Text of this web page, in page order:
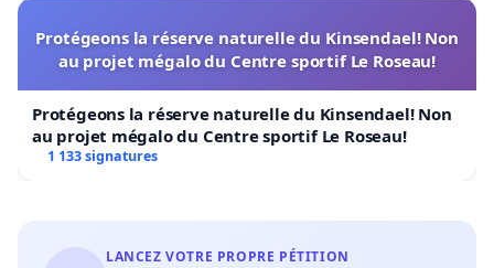
Protégeons la réserve naturelle du Kinsendael! Non
au projet mégalo du Centre sportif Le Roseau!
Protégeons la réserve naturelle du Kinsendael! Non
au projet mégalo du Centre sportif Le Roseau!
1 133 signatures
LANCEZ VOTRE PROPRE PÉTITION